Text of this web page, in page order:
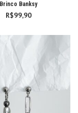
Brinco Banksy
R$99,90